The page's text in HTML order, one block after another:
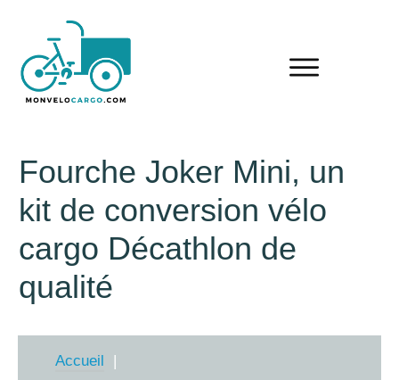
Fourche Joker Mini, un
kit de conversion vélo
cargo Décathlon de
qualité
Accueil